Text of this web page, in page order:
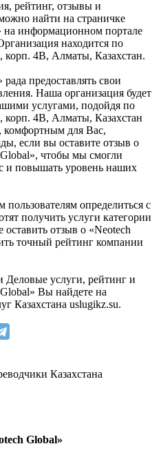
рейтинг, отзывы и
найти на страничке
на информационном портале
находится по
корп. 4В, Алматы, Казахстан.
предоставлять свои
Наша организация будет
услугами, подойдя по
корп. 4В, Алматы, Казахстан
для Вас,
если вы оставите отзыв о
чтобы мы смогли
и повышать уровень наших
определиться с
получить услуги категории
отзыв о «Neotech
точный рейтинг компании
услуги, рейтинг и
Вы найдете на
Казахстана uslugikz.su.
Казахстана
Global»